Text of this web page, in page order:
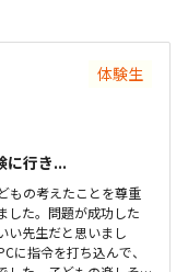
体験生
に行き...
もの考えたことを尊重
した。問題が成功した
い先生だと思いまし
に指令を打ち込んで、